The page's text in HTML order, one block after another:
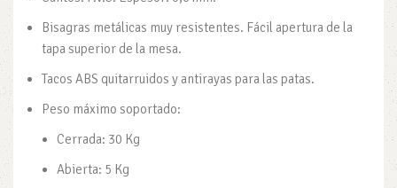
Bisagras metálicas muy resistentes. Fácil apertura de la
tapa superior de la mesa.
Tacos ABS quitarruidos y antirayas para las patas.
Peso máximo soportado:
Cerrada: 30 Kg
Abierta: 5 Kg